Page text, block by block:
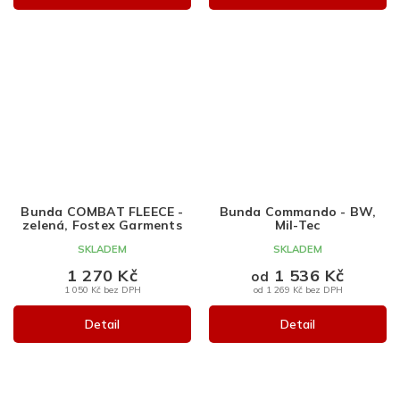
Bunda COMBAT FLEECE -
zelená, Fostex Garments
SKLADEM
1 050 Kč bez DPH
1 270 Kč
Detail
Bunda Commando - BW,
Mil-Tec
SKLADEM
od 1 269 Kč bez DPH
od 1 536 Kč
Detail